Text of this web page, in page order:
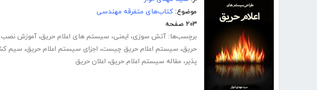
موضوع: کتاب‌های متفرقه مهندسی
۲۰۳ صفحه
برچسب‌ها: آتش سوزی، ایمنی، سیستم های اعلام حریق، آموزش نصب
حریق، سیستم اعلام حریق چیست، اجزای سیستم اعلام حریق، سیم
پذیر، مقاله سیستم اعلام حریق، اعلان حریق